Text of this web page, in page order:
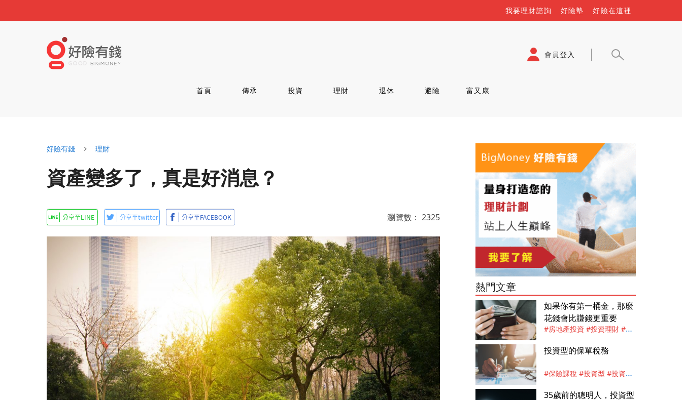
我要理財諮詢 好險塾 好險在這裡
會員登入
首頁 傳承 投資 理財 退休 避險 富又康
好險有錢 理財
資產變多了，真是好消息？
瀏覽數： 2325
熱門文章
如果你有第一桶金，那麼
花錢會比賺錢更重要
#房地產投資 #投資理財 #投
（大錢先生）
投資型的保單稅務
#保險課稅 #投資型 #投資型
生）
35歲前的聰明人，投資型